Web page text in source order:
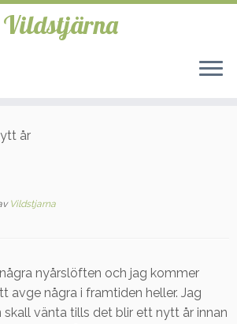
Vildstjärna
år
Vildstjarna
nyårslöften och jag kommer
avge några i framtiden heller. Jag
vänta tills det blir ett nytt år innan